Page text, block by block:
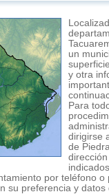
un
y otra
Para
dirigirse
de
por teléfono o
su preferencia y datos